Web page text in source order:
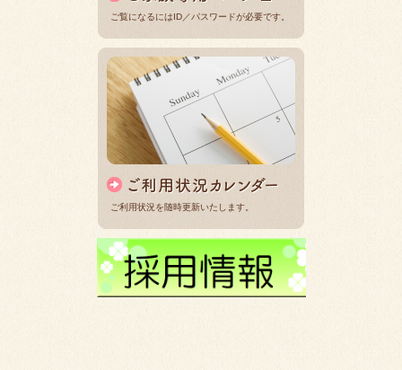
ご覧になるにはID／パスワードが必要です。
ご利用状況を随時更新いたします。